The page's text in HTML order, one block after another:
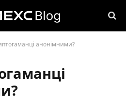
анонімними?